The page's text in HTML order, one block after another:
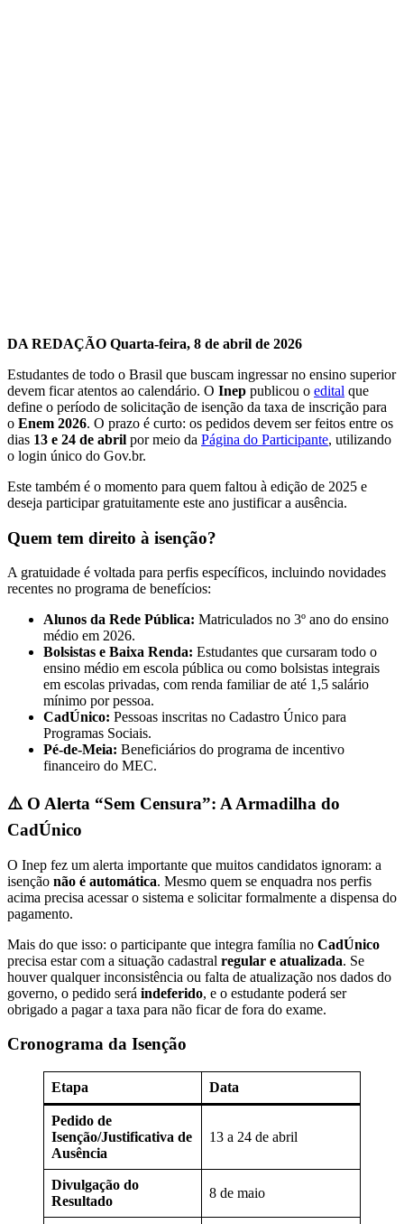
DA REDAÇÃO Quarta-feira, 8 de abril de 2026
Estudantes de todo o Brasil que buscam ingressar no ensino superior
devem ficar atentos ao calendário. O Inep publicou o edital que
define o período de solicitação de isenção da taxa de inscrição para
o Enem 2026. O prazo é curto: os pedidos devem ser feitos entre os
dias 13 e 24 de abril por meio da Página do Participante, utilizando
o login único do Gov.br.
Este também é o momento para quem faltou à edição de 2025 e
deseja participar gratuitamente este ano justificar a ausência.
Quem tem direito à isenção?
A gratuidade é voltada para perfis específicos, incluindo novidades
recentes no programa de benefícios:
Alunos da Rede Pública: Matriculados no 3º ano do ensino
médio em 2026.
Bolsistas e Baixa Renda: Estudantes que cursaram todo o
ensino médio em escola pública ou como bolsistas integrais
em escolas privadas, com renda familiar de até 1,5 salário
mínimo por pessoa.
CadÚnico: Pessoas inscritas no Cadastro Único para
Programas Sociais.
Pé-de-Meia: Beneficiários do programa de incentivo
financeiro do MEC.
⚠️ O Alerta “Sem Censura”: A Armadilha do
CadÚnico
O Inep fez um alerta importante que muitos candidatos ignoram: a
isenção não é automática. Mesmo quem se enquadra nos perfis
acima precisa acessar o sistema e solicitar formalmente a dispensa do
pagamento.
Mais do que isso: o participante que integra família no CadÚnico
precisa estar com a situação cadastral regular e atualizada. Se
houver qualquer inconsistência ou falta de atualização nos dados do
governo, o pedido será indeferido, e o estudante poderá ser
obrigado a pagar a taxa para não ficar de fora do exame.
Cronograma da Isenção
Etapa Data
Pedido de
Isenção/Justificativa de
Ausência
13 a 24 de abril
Divulgação do
Resultado
8 de maio